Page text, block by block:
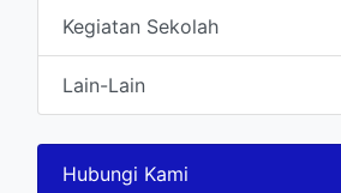
Kegiatan Sekolah
Lain-Lain
Hubungi Kami